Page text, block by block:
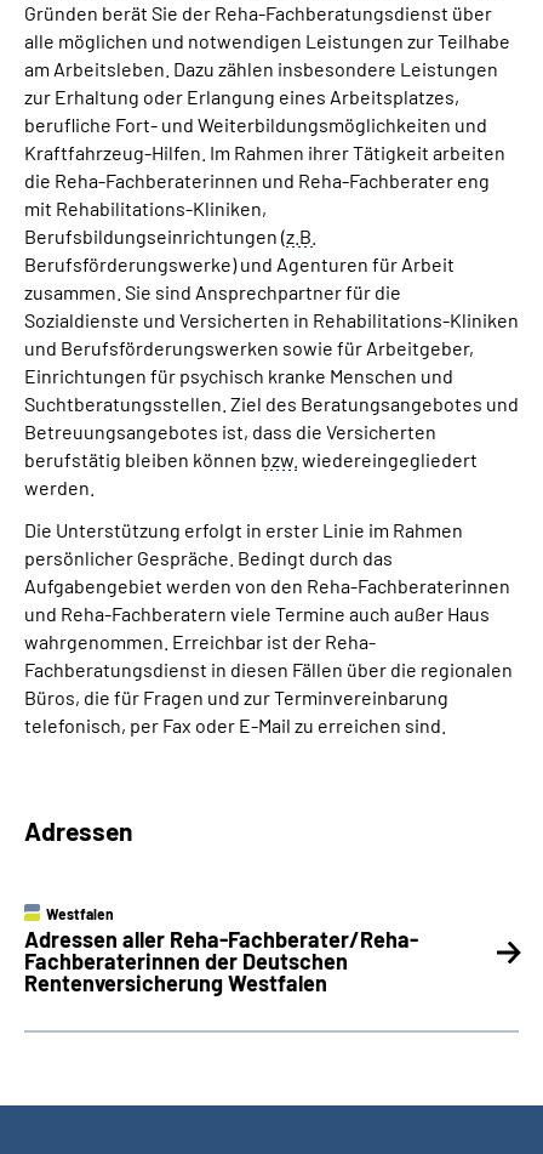
Gründen berät Sie der Reha-Fachberatungsdienst über
alle möglichen und notwendigen Leistungen zur Teilhabe
am Arbeitsleben. Dazu zählen insbesondere Leistungen
zur Erhaltung oder Erlangung eines Arbeitsplatzes,
berufliche Fort- und Weiterbildungsmöglichkeiten und
Kraftfahrzeug-Hilfen. Im Rahmen ihrer Tätigkeit arbeiten
die Reha-Fachberaterinnen und Reha-Fachberater eng
mit Rehabilitations-Kliniken,
Berufsbildungseinrichtungen (z.B.
Berufsförderungswerke) und Agenturen für Arbeit
zusammen. Sie sind Ansprechpartner für die
Sozialdienste und Versicherten in Rehabilitations-Kliniken
und Berufsförderungswerken sowie für Arbeitgeber,
Einrichtungen für psychisch kranke Menschen und
Suchtberatungsstellen. Ziel des Beratungsangebotes und
Betreuungsangebotes ist, dass die Versicherten
berufstätig bleiben können bzw. wiedereingegliedert
werden.
Die Unterstützung erfolgt in erster Linie im Rahmen
persönlicher Gespräche. Bedingt durch das
Aufgabengebiet werden von den Reha-Fachberaterinnen
und Reha-Fachberatern viele Termine auch außer Haus
wahrgenommen. Erreichbar ist der Reha-
Fachberatungsdienst in diesen Fällen über die regionalen
Büros, die für Fragen und zur Terminvereinbarung
telefonisch, per Fax oder E-Mail zu erreichen sind.
Adressen
Westfalen
Adressen aller Reha-Fachberater/Reha-
Fachberaterinnen der Deutschen
Rentenversicherung Westfalen